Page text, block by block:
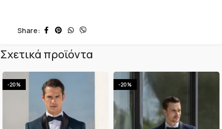
Share:
Σχετικά προϊόντα
-20% -20%